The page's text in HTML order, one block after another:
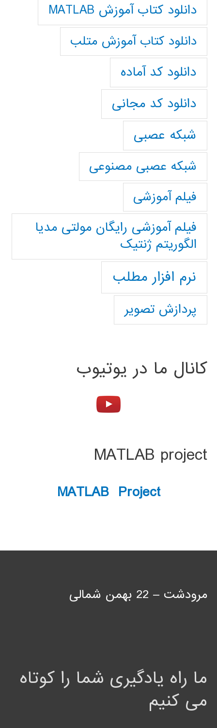
دانلود کتاب آموزش MATLAB
دانلود کتاب آموزش متلب
دانلود کد آماده
دانلود کد مجانی
شبکه عصبی
شبکه عصبی مصنوعی
فیلم آموزشی
فیلم آموزشی رایگان مولتی مدیا
الگوریتم ژنتیک
نرم افزار مطلب
پردازش تصویر
کانال ما در یوتیوب
MATLAB project
MATLAB Project
مرودشت – 22 بهمن شمالی
ما راه یادگیری شما را کوتاه
می کنیم